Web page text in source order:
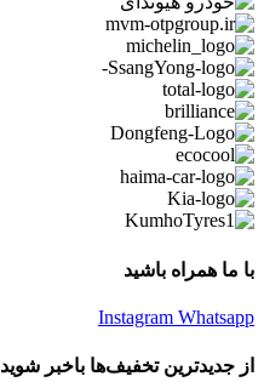
با ما همراه باشید
Instagram Whatsapp
از جدیدترین تخفیف‌ها باخبر شوید